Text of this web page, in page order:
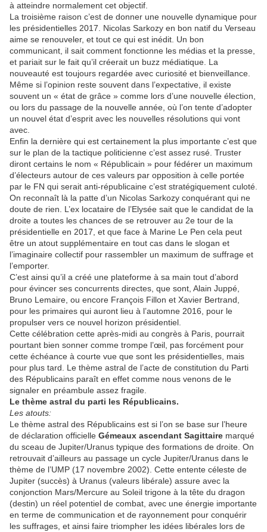
à atteindre normalement cet objectif.
La troisième raison c’est de donner une nouvelle dynamique pour
les présidentielles 2017. Nicolas Sarkozy en bon natif du Verseau
aime se renouveler, et tout ce qui est inédit. Un bon
communicant, il sait comment fonctionne les médias et la presse,
et pariait sur le fait qu’il créerait un buzz médiatique. La
nouveauté est toujours regardée avec curiosité et bienveillance.
Même si l’opinion reste souvent dans l’expectative, il existe
souvent un « état de grâce » comme lors d’une nouvelle élection,
ou lors du passage de la nouvelle année, où l’on tente d’adopter
un nouvel état d’esprit avec les nouvelles résolutions qui vont
avec.
Enfin la dernière qui est certainement la plus importante c’est que
sur le plan de la tactique politicienne c’est assez rusé. Truster
diront certains le nom « Républicain » pour fédérer un maximum
d’électeurs autour de ces valeurs par opposition à celle portée
par le FN qui serait anti-républicaine c’est stratégiquement culoté.
On reconnaît là la patte d’un Nicolas Sarkozy conquérant qui ne
doute de rien. L’ex locataire de l’Elysée sait que le candidat de la
droite a toutes les chances de se retrouver au 2e tour de la
présidentielle en 2017, et que face à Marine Le Pen cela peut
être un atout supplémentaire en tout cas dans le slogan et
l’imaginaire collectif pour rassembler un maximum de suffrage et
l’emporter.
C’est ainsi qu’il a créé une plateforme à sa main tout d’abord
pour évincer ses concurrents directes, que sont, Alain Juppé,
Bruno Lemaire, ou encore François Fillon et Xavier Bertrand,
pour les primaires qui auront lieu à l’automne 2016, pour le
propulser vers ce nouvel horizon présidentiel.
Cette célébration cette après-midi au congrès à Paris, pourrait
pourtant bien sonner comme trompe l’œil, pas forcément pour
cette échéance à courte vue que sont les présidentielles, mais
pour plus tard. Le thème astral de l’acte de constitution du Parti
des Républicains paraît en effet comme nous venons de le
signaler en préambule assez fragile.
Le thème astral du parti les Républicains.
Les atouts:
Le thème astral des Républicains est si l’on se base sur l’heure
de déclaration officielle Gémeaux ascendant Sagittaire marqué
du sceau de Jupiter/Uranus typique des formations de droite. On
retrouvait d’ailleurs au passage un cycle Jupiter/Uranus dans le
thème de l’UMP (17 novembre 2002). Cette entente céleste de
Jupiter (succès) à Uranus (valeurs libérale) assure avec la
conjonction Mars/Mercure au Soleil trigone à la tête du dragon
(destin) un réel potentiel de combat, avec une énergie importante
en terme de communication et de rayonnement pour conquérir
les suffrages, et ainsi faire triompher les idées libérales lors de